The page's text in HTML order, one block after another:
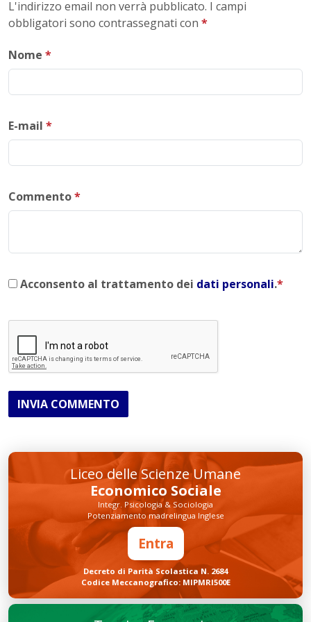
L'indirizzo email non verrà pubblicato. I campi
obbligatori sono contrassegnati con *
Nome *
E-mail *
Commento*
Acconsento al trattamento dei dati personali.*
INVIA COMMENTO
Liceo delle Scienze Umane
Economico Sociale
Integr. Psicologia & Sociologia
Potenziamento madrelingua Inglese
Entra
Decreto di Parità Scolastica N. 2684
Codice Meccanografico: MIPMRI500E